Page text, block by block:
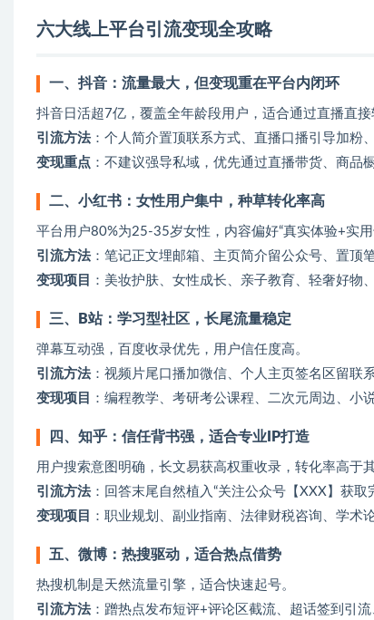
六大线上平台引流变现全攻略
一、抖音：流量最大，但变现重在平台内闭环
抖音日活超7亿，覆盖全年龄段用户，适合通过直播直接
引流方法：个人简介置顶联系方式、直播口播引导加粉
变现重点 ：不建议强导私域，优先通过直播带货、商品
二、小红书：女性用户集中，种草转化率高
平台用户80%为25-35岁女性，内容偏好“真实体验+实用
引流方法：笔记正文埋邮箱、主页简介留公众号、置顶
变现项目
：美妆护肤、女性成长、亲子教育、轻奢好物
三、B站：学习型社区，长尾流量稳定
‌弹幕互动强，百度收录优先，用户信任度高。
引流方法：视频片尾口播加微信、个人主页签名区留联
变现项目
：编程教学、考研考公课程、二次元周边、小
四、知乎：信任背书强，适合专业IP打造
用户搜索意图明确，长文易获高权重收录，转化率高于
引流方法：回答末尾自然植入“关注公众号【XXX】获取
变现项目
：职业规划、副业指南、法律财税咨询、学术
五、微博：热搜驱动，适合热点借势
‌热搜机制是天然流量引擎，适合快速起号。
引流方法：蹭热点发布短评+评论区截流、超话签到引流